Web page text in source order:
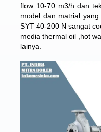
flow 10-70 m3/h dan
model dan matrial
SYT 40-200 N sangat
media thermal oil ,hot
lainya.